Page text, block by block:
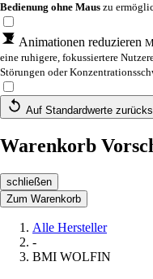
Bedienung ohne Maus zu
Animationen reduzieren
eine ruhigere, fokussiertere
Störungen oder
Auf Standardwerte
Warenkorb
schließen
Zum Warenkorb
Alle Hersteller
-
BMI WOLFIN